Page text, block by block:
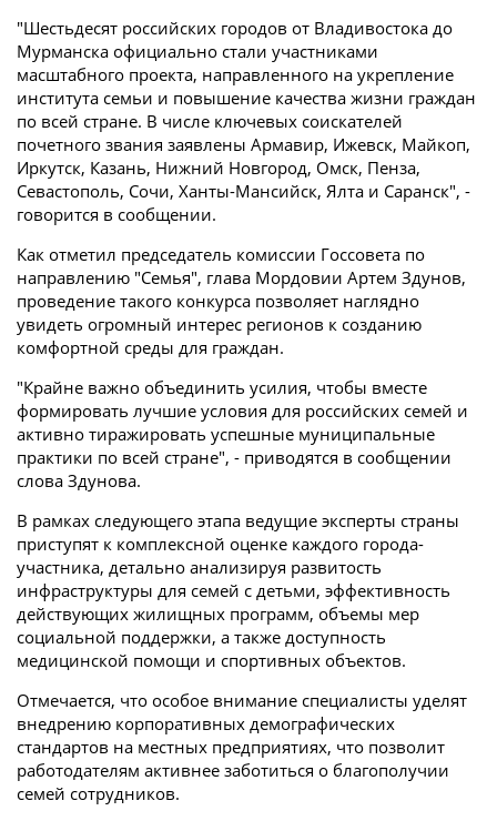
"Шестьдесят российских городов от Владивостока до
Мурманска официально стали участниками
масштабного проекта, направленного на укрепление
института семьи и повышение качества жизни граждан
по всей стране. В числе ключевых соискателей
почетного звания заявлены Армавир, Ижевск, Майкоп,
Иркутск, Казань, Нижний Новгород, Омск, Пенза,
Севастополь, Сочи, Ханты-Мансийск, Ялта и Саранск", -
говорится в сообщении.
Как отметил председатель комиссии Госсовета по
направлению "Семья", глава Мордовии Артем Здунов,
проведение такого конкурса позволяет наглядно
увидеть огромный интерес регионов к созданию
комфортной среды для граждан.
"Крайне важно объединить усилия, чтобы вместе
формировать лучшие условия для российских семей и
активно тиражировать успешные муниципальные
практики по всей стране", - приводятся в сообщении
слова Здунова.
В рамках следующего этапа ведущие эксперты страны
приступят к комплексной оценке каждого города-
участника, детально анализируя развитость
инфраструктуры для семей с детьми, эффективность
действующих жилищных программ, объемы мер
социальной поддержки, а также доступность
медицинской помощи и спортивных объектов.
Отмечается, что особое внимание специалисты уделят
внедрению корпоративных демографических
стандартов на местных предприятиях, что позволит
работодателям активнее заботиться о благополучии
семей сотрудников.